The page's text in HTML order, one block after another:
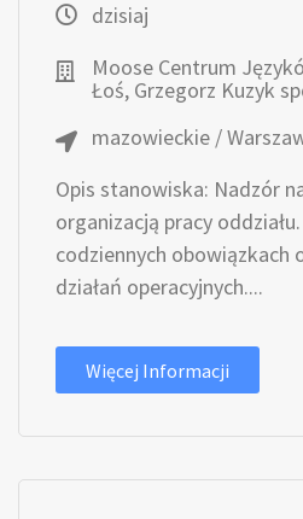
dzisiaj
Moose Centrum
Łoś, Grzegorz Kuzyk
mazowieckie /
Opis stanowiska: Nadzór
organizacją pracy
codziennych obowiązkach
działań operacyjnych....
Więcej Informacji